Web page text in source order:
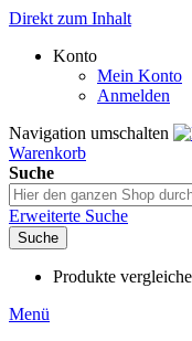
Direkt zum Inhalt
Konto
Mein Konto
Anmelden
Navigation umschalten
Warenkorb
Suche
Erweiterte Suche
Suche
Produkte
Menü